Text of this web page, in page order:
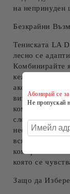
на непринуден
Безкрайни
Тениската LA
лесно се
Комбинирайте
кежуал вид, или
аксесоари за
визия. Носете
комфорт по
сложете под
неформални
всяка жена,
компромис със
която се
Защо да
Абонирай се
Не пропускай